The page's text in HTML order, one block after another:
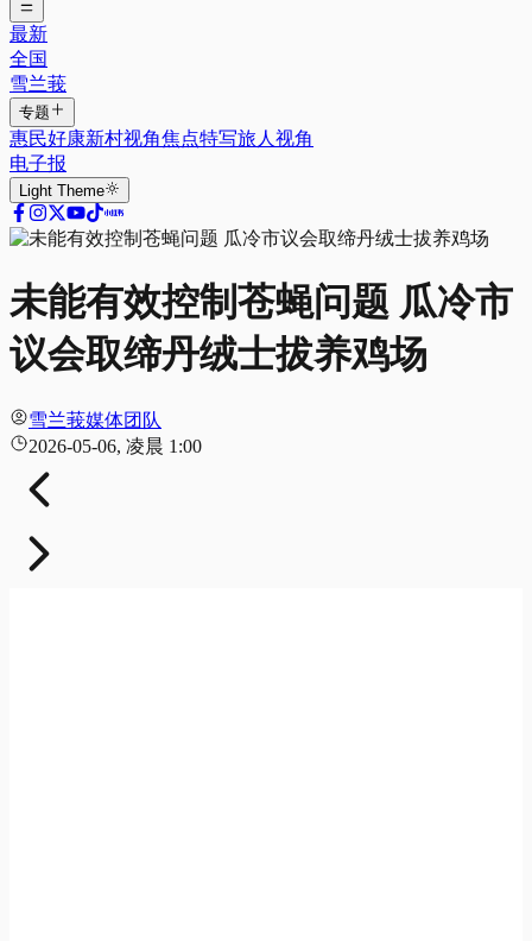
最新
全国
雪兰莪
专题
惠民好康新村视角焦点特写旅人视角
电子报
Light Theme
未能有效控制苍蝇问题 瓜冷市
议会取缔丹绒士拔养鸡场
雪兰莪媒体团队
2026-05-06, 凌晨 1:00